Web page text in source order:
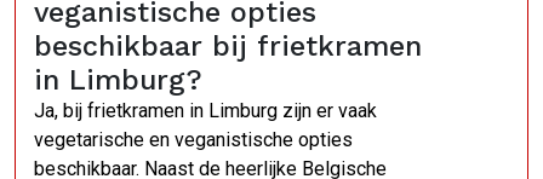
veganistische opties
beschikbaar bij frietkramen
in Limburg?
Ja, bij frietkramen in Limburg zijn er vaak
vegetarische en veganistische opties
beschikbaar. Naast de heerlijke Belgische